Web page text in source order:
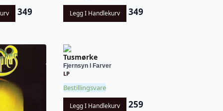
349 Legg I Handlekurv 349
Tusmørke
Fjernsyn I Farver
LP
Bestillingsvare
Legg I Handlekurv 259